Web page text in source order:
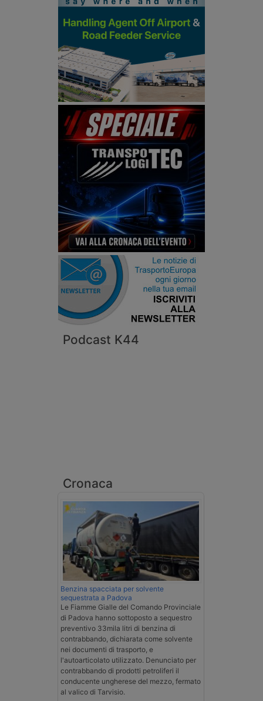
Podcast K44
Cronaca
Benzina spacciata per solvente
sequestrata a Padova
Le Fiamme Gialle del Comando Provinciale
di Padova hanno sottoposto a sequestro
preventivo 33mila litri di benzina di
contrabbando, dichiarata come solvente
nei documenti di trasporto, e
l'autoarticolato utilizzato. Denunciato per
contrabbando di prodotti petroliferi il
conducente ungherese del mezzo, fermato
al valico di Tarvisio.